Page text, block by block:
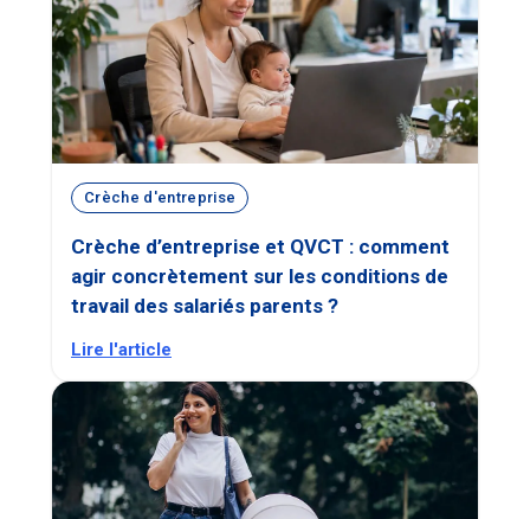
Crèche d'entreprise
Crèche d’entreprise et QVCT : comment
agir concrètement sur les conditions de
travail des salariés parents ?
Lire l'article